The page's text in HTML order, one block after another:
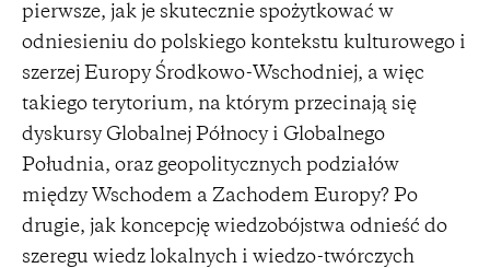
pierwsze, jak je skutecznie spożytkować w
odniesieniu do polskiego kontekstu kulturowego i
szerzej Europy Środkowo-Wschodniej, a więc
takiego terytorium, na którym przecinają się
dyskursy Globalnej Północy i Globalnego
Południa, oraz geopolitycznych podziałów
między Wschodem a Zachodem Europy? Po
drugie, jak koncepcję wiedzobójstwa odnieść do
szeregu wiedz lokalnych i wiedzo-twórczych